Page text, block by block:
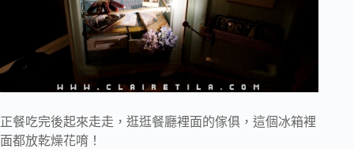
正餐吃完後起來走走，逛逛餐廳裡面的傢俱，這個冰箱裡
面都放乾燥花唷！